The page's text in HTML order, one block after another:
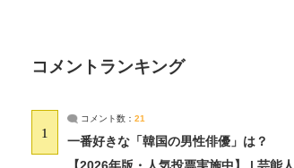
コメントランキング
1
コメント数： 21
一番好きな「韓国の男性俳優」は？